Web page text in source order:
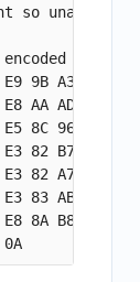
so unable
as
9B A3
AA AD
8C 96
82 B7
82 A7
83 AB
8A B8